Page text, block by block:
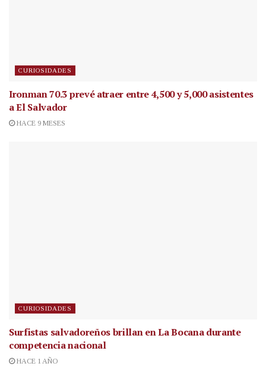
CURIOSIDADES
Ironman 70.3 prevé atraer entre 4,500 y 5,000 asistentes
a El Salvador
HACE 9 MESES
CURIOSIDADES
Surfistas salvadoreños brillan en La Bocana durante
competencia nacional
HACE 1 AÑO